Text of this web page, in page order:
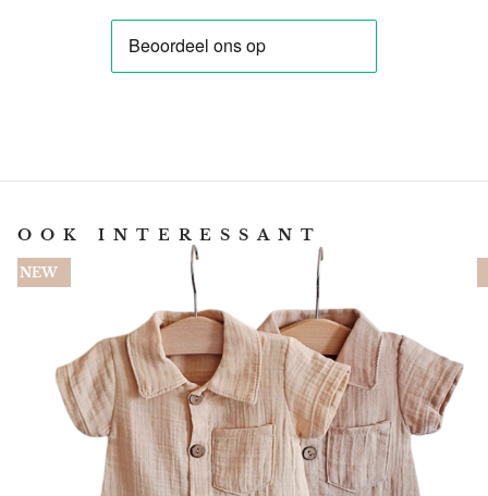
OOK INTERESSANT
NEW